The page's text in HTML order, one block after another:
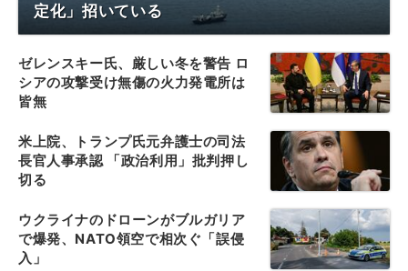
定化」招いている
ゼレンスキー氏、厳しい冬を警告 ロ
シアの攻撃受け無傷の火力発電所は
皆無
米上院、トランプ氏元弁護士の司法
長官人事承認 「政治利用」批判押し
切る
ウクライナのドローンがブルガリア
で爆発、NATO領空で相次ぐ「誤侵
入」